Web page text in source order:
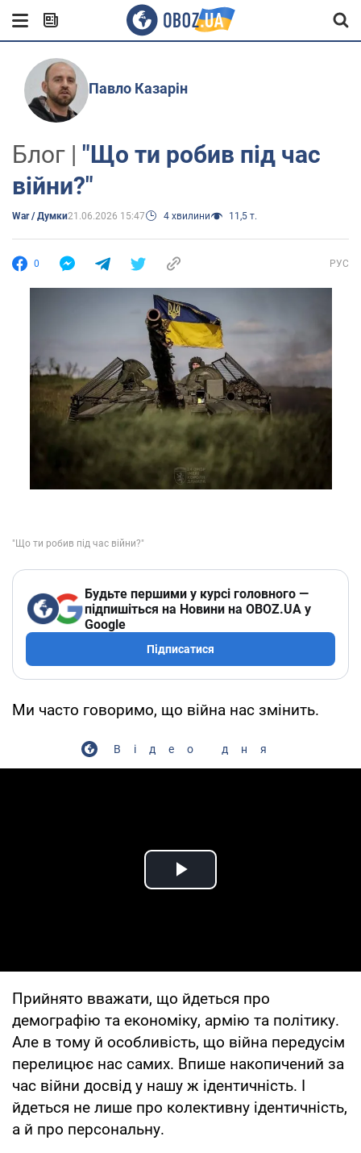
Павло Казарін
Блог | "Що ти робив під час
війни?"
War / Думки21.06.2026 15:47 4 хвилини 11,5 т.
0 РУС
Будьте першими у курсі головного —
підпишіться на Новини на OBOZ.UA у
Google
Підписатися
Ми часто говоримо, що війна нас змінить.
Відео дня
Play Video
Прийнято вважати, що йдеться про
демографію та економіку, армію та політику.
Але в тому й особливість, що війна передусім
перелицює нас самих. Впише накопичений за
час війни досвід у нашу ж ідентичність. І
йдеться не лише про колективну ідентичність,
а й про персональну.